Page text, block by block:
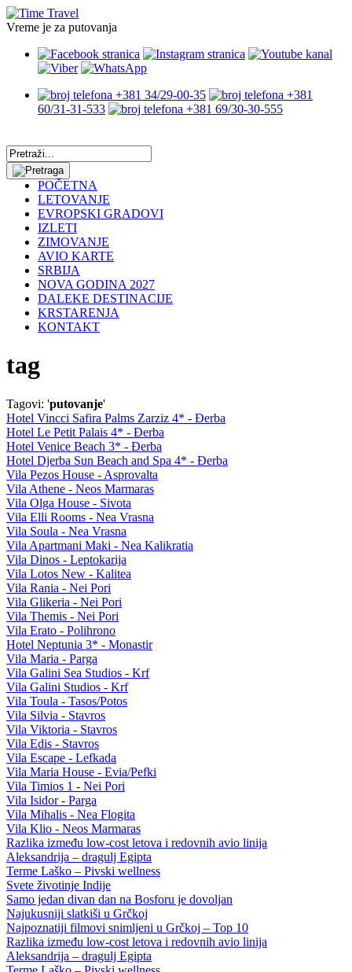
Vreme je za putovanja
+381 34/29-00-35
+381
60/31-31-533
+381 69/30-30-555
POČETNA
LETOVANJE
EVROPSKI GRADOVI
IZLETI
ZIMOVANJE
AVIO KARTE
SRBIJA
NOVA GODINA 2027
DALEKE DESTINACIJE
KRSTARENJA
KONTAKT
tag
Tagovi: 'putovanje'
Hotel Vincci Safira Palms Zarziz 4* - Đerba
Hotel Le Petit Palais 4* - Đerba
Hotel Venice Beach 3* - Đerba
Hotel Djerba Sun Beach and Spa 4* - Đerba
Vila Pezos House - Asprovalta
Vila Athene - Neos Marmaras
Vila Olga House - Sivota
Vila Elli Rooms - Nea Vrasna
Vila Soula - Nea Vrasna
Vila Apartmani Maki - Nea Kalikratia
Vila Dinos - Leptokarija
Vila Lotos New - Kalitea
Vila Rania - Nei Pori
Vila Glikeria - Nei Pori
Vila Themis - Nei Pori
Vila Erato - Polihrono
Hotel Neptunia 3* - Monastir
Vila Maria - Parga
Vila Galini Sea Studios - Krf
Vila Galini Studios - Krf
Vila Toula - Tasos/Potos
Vila Silvia - Stavros
Vila Viktoria - Stavros
Vila Edis - Stavros
Vila Escape - Lefkada
Vila Maria House - Evia/Pefki
Vila Timios 1 - Nei Pori
Vila Isidor - Parga
Vila Mihalis - Nea Flogita
Vila Klio - Neos Marmaras
Razlika između low-cost letova i redovnih avio linija
Aleksandrija – dragulj Egipta
Terme Laško – Pivski wellness
Svete životinje Indije
Samo jedan divan dan na Bosforu je dovoljan
Najukusniji slatkiši u Grčkoj
Najpoznatiji filmovi snimljeni u Grčkoj – Top 10
Razlika između low-cost letova i redovnih avio linija
Aleksandrija – dragulj Egipta